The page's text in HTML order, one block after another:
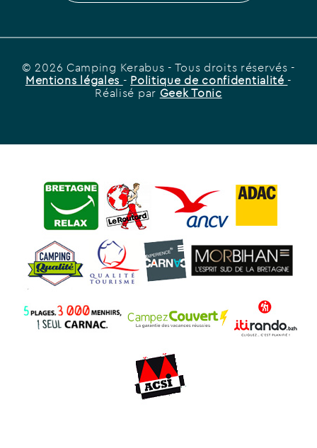
© 2026 Camping Kerabus - Tous droits réservés -
Mentions légales - Politique de confidentialité -
Réalisé par Geek Tonic